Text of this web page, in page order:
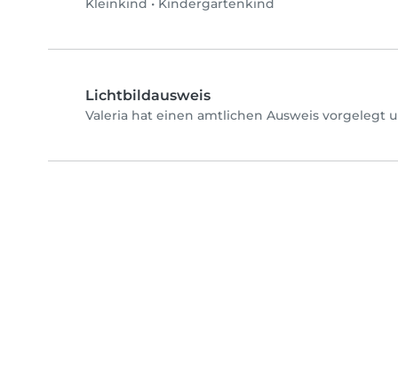
Kleinkind • Kindergartenkind
Lichtbildausweis
Valeria hat einen amtlichen Ausweis vorgelegt